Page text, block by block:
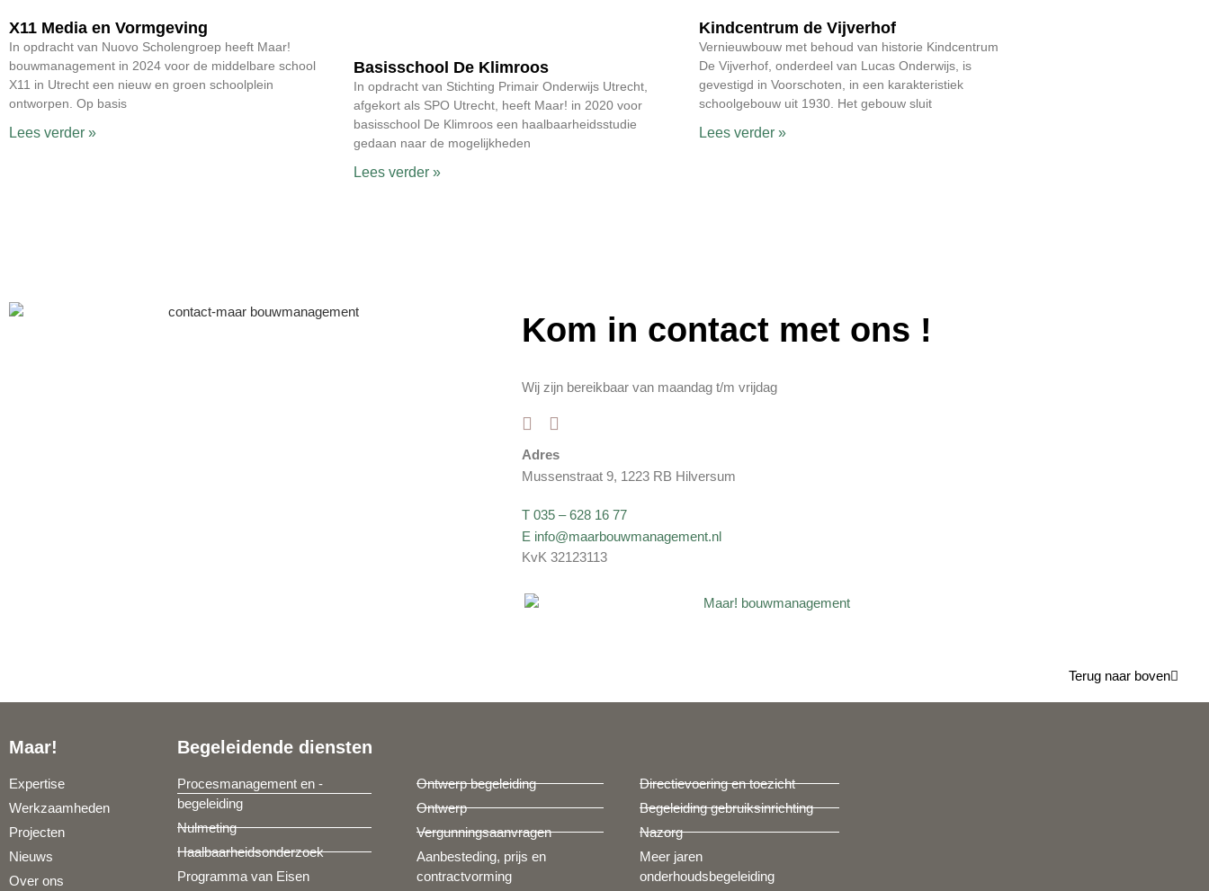
X11 Media en Vormgeving
In opdracht van Nuovo Scholengroep heeft Maar!
bouwmanagement in 2024 voor de middelbare school
X11 in Utrecht een nieuw en groen schoolplein
ontworpen. Op basis
Lees verder »
Basisschool De Klimroos
In opdracht van Stichting Primair Onderwijs Utrecht,
afgekort als SPO Utrecht, heeft Maar! in 2020 voor
basisschool De Klimroos een haalbaarheidsstudie
gedaan naar de mogelijkheden
Lees verder »
Kindcentrum de Vijverhof
Vernieuwbouw met behoud van historie Kindcentrum
De Vijverhof, onderdeel van Lucas Onderwijs, is
gevestigd in Voorschoten, in een karakteristiek
schoolgebouw uit 1930. Het gebouw sluit
Lees verder »
Kom in contact met ons !
Wij zijn bereikbaar van maandag t/m vrijdag
Adres
Mussenstraat 9, 1223 RB Hilversum
T 035 – 628 16 77
E info@maarbouwmanagement.nl
KvK 32123113
Terug naar boven
Maar!
Expertise
Werkzaamheden
Projecten
Nieuws
Over ons
Begeleidende diensten
Procesmanagement en -
begeleiding
Nulmeting
Haalbaarheidsonderzoek
Programma van Eisen
Ontwerp begeleiding
Ontwerp
Vergunningsaanvragen
Aanbesteding, prijs en
contractvorming
Directievoering en toezicht
Begeleiding gebruiksinrichting
Nazorg
Meer jaren
onderhoudsbegeleiding